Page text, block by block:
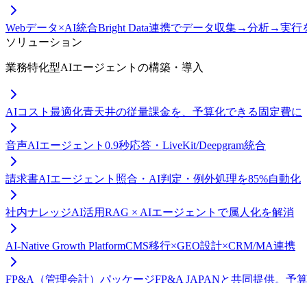
Webデータ×AI統合Bright Data連携でデータ収集→分析→実行
ソリューション
業務特化型AIエージェントの構築・導入
AIコスト最適化青天井の従量課金を、予算化できる固定費に
音声AIエージェント 0.9秒応答・LiveKit/Deepgram統合
請求書AIエージェント 照合・AI判定・例外処理を85%自動化
社内ナレッジAI活用RAG × AIエージェントで属人化を解消
AI-Native Growth PlatformCMS移行×GEO設計×CRM/MA連携
FP&A（管理会計）パッケージFP&A JAPANと共同提供。予